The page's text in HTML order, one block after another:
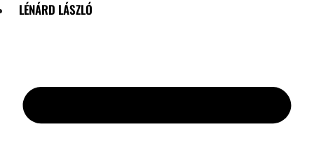
LÉNÁRD LÁSZLÓ